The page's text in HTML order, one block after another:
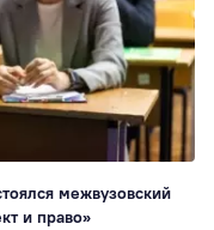
межвузовский
и право»